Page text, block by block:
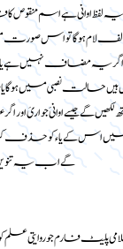
لفظ اوانی ہے اسم
ہوگا تو اس صورت
وغیرہ اگر یہ مضاف نہیں
حالت نصبی میں ہوگا
گے جیسے اوانیَ جواریَ اور
اس کے یاء کو حذف کر
گے اب یہ تنوین
پلیٹ فارم جو روایتی